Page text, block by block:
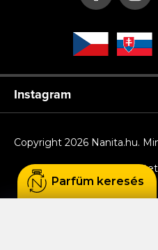
Instagram
Copyright 2026 Nanita.hu.
Parfüm keresés